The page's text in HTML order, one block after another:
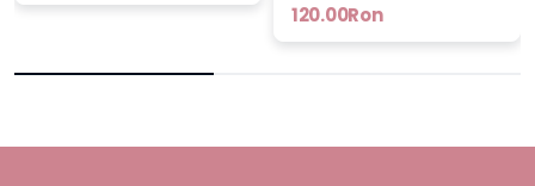
120.00Ron